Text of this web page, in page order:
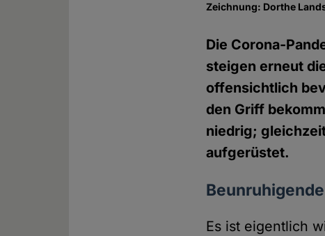
Zeichnung: Dorthe
Die Corona-
steigen erneut
offensichtlich
den Griff
niedrig;
aufgerüstet.
Es ist eigentlich